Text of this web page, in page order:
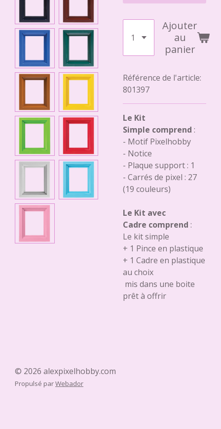
Ajouter
au
panier
Référence de l'article:
801397
Le Kit
Simple comprend :
- Motif Pixelhobby
- Notice
- Plaque support : 1
- Carrés de pixel : 27
(19 couleurs)
Le Kit avec
Cadre comprend :
Le kit simple
+ 1 Pince en plastique
+ 1 Cadre en plastique
au choix
mis dans une boite
prêt à offrir
© 2026 alexpixelhobby.com
Propulsé parWebador